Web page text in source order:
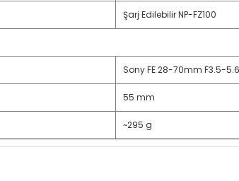
Şarj Edilebilir NP-FZ100
Sony FE 28-70mm F3.5-
55 mm
~295 g